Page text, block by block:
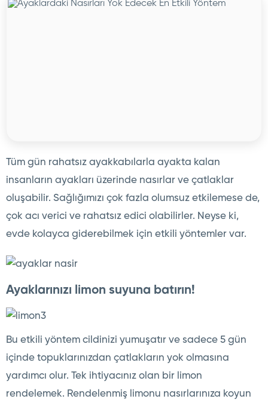
Tüm gün rahatsız ayakkabılarla ayakta kalan
insanların ayakları üzerinde nasırlar ve çatlaklar
oluşabilir. Sağlığımızı çok fazla olumsuz etkilemese de,
çok acı verici ve rahatsız edici olabilirler. Neyse ki,
evde kolayca giderebilmek için etkili yöntemler var.
Ayaklarınızı limon suyuna batırın!
Bu etkili yöntem cildinizi yumuşatır ve sadece 5 gün
içinde topuklarınızdan çatlakların yok olmasına
yardımcı olur. Tek ihtiyacınız olan bir limon
rendelemek. Rendelenmiş limonu nasırlarınıza koyun